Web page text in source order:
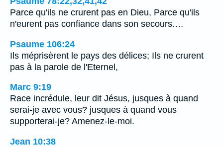
Parce qu'ils ne crurent pas en Dieu, Parce qu'ils
n'eurent pas confiance dans son secours.…
Psaume 106:24
Ils méprisèrent le pays des délices; Ils ne crurent
pas à la parole de l'Eternel,
Marc 9:19
Race incrédule, leur dit Jésus, jusques à quand
serai-je avec vous? jusques à quand vous
supporterai-je? Amenez-le-moi.
Jean 10:38